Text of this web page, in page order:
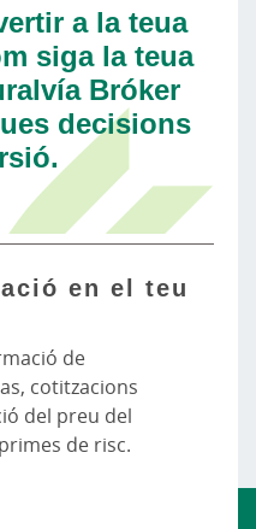
a la teua
siga la teua
Bróker
decisions
en el teu
de
cotitzacions
del preu del
de risc.